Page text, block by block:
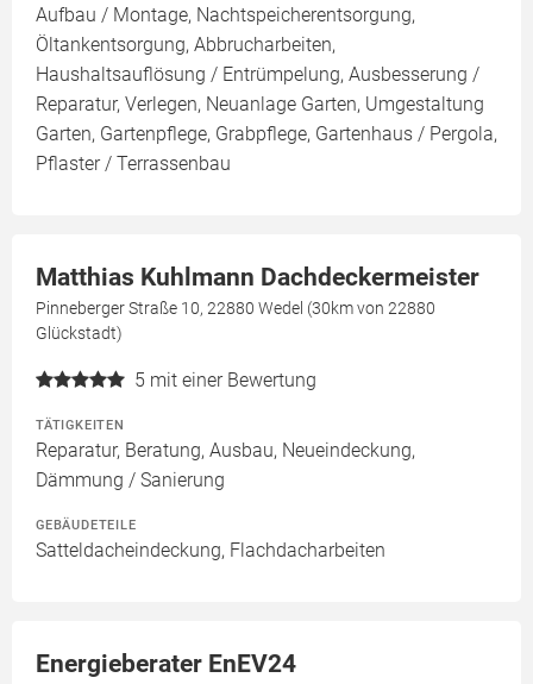
Aufbau / Montage, Nachtspeicherentsorgung,
Öltankentsorgung, Abbrucharbeiten,
Haushaltsauflösung / Entrümpelung, Ausbesserung /
Reparatur, Verlegen, Neuanlage Garten, Umgestaltung
Garten, Gartenpflege, Grabpflege, Gartenhaus / Pergola,
Pflaster / Terrassenbau
Matthias Kuhlmann Dachdeckermeister
Pinneberger Straße 10, 22880 Wedel (30km von 22880
Glückstadt)
5 mit einer Bewertung
TÄTIGKEITEN
Reparatur, Beratung, Ausbau, Neueindeckung,
Dämmung / Sanierung
GEBÄUDETEILE
Satteldacheindeckung, Flachdacharbeiten
Energieberater EnEV24